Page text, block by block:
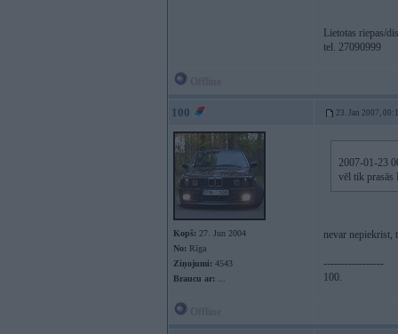
Lietotas riepas/
tel. 27090999
100 23. Jan 2007,
Kopš: 27. Jun 2004
No: Rīga
Ziņojumi: 4543
Braucu ar:
2007-01-23
vēl tik prasās
nevar nepiekrist,
-----------------
100.